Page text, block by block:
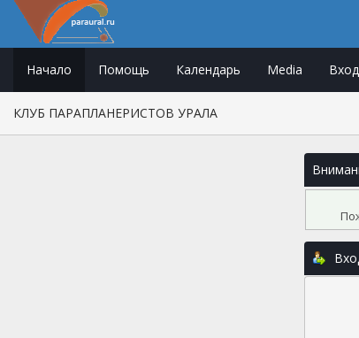
Начало Помощь Календарь Media Вход
КЛУБ ПАРАПЛАНЕРИСТОВ УРАЛА